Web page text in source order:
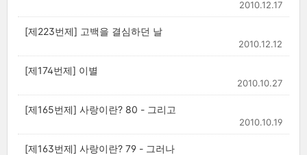
2010.12.17
[제223번제] 고백을 결심하던 날
2010.12.12
[제174번제] 이별
2010.10.27
[제165번제] 사랑이란? 80 - 그리고
2010.10.19
[제163번제] 사랑이란? 79 - 그러나